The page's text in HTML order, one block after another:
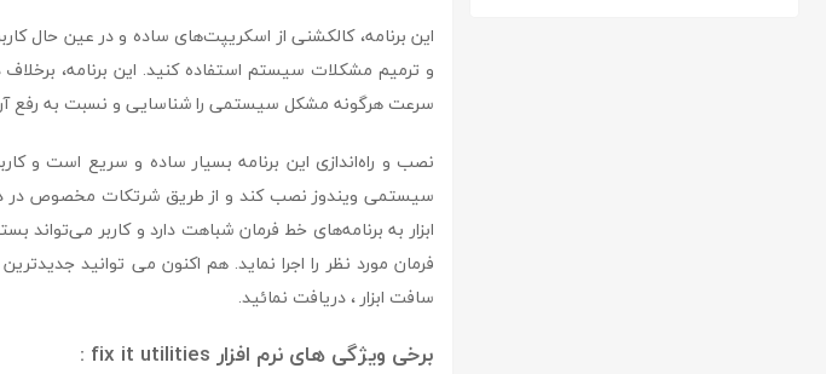
این برنامه، کالکشنی از اسکریپت‌های ساده و در عین حال
و ترمیم مشکلات سیستم استفاده کنید. این برنامه،
سرعت هرگونه مشکل سیستمی را شناسایی و نسبت به رفع آن
نصب و راه‌اندازی این برنامه بسیار ساده و سریع است و
سیستمی ویندوز نصب کند و از طریق شرتکات مخصوص در
ابزار به برنامه‌های خط فرمان شباهت دارد و کاربر می‌تواند
سافت ابزار ، دریافت نمائید.
برخی ویژگی های نرم افزار fix it utilities :